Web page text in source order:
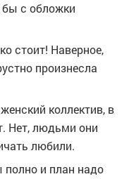
бы с обложки
стоит! Наверное,
произнесла
коллектив, в
Нет, людьми они
любили.
полно и план надо